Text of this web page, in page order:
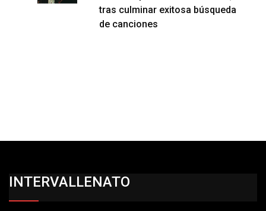
tras culminar exitosa búsqueda
de canciones
INTERVALLENATO